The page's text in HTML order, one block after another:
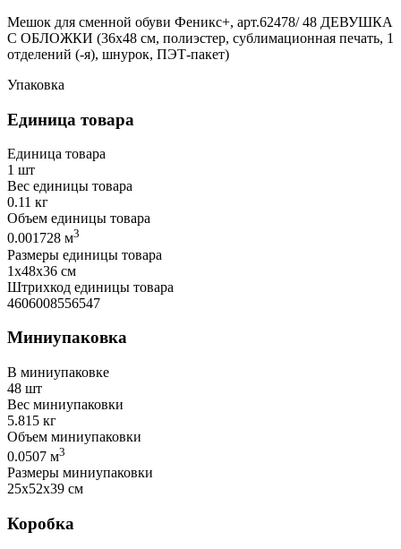
Мешок для сменной обуви Феникс+, арт.62478/ 48 ДЕВУШКА
С ОБЛОЖКИ (36х48 см, полиэстер, сублимационная печать, 1
отделений (-я), шнурок, ПЭТ-пакет)
Упаковка
Единица товара
Единица товара
1 шт
Вес единицы товара
0.11 кг
Объем единицы товара
0.001728 м3
Размеры единицы товара
1х48х36 см
Штрихкод единицы товара
4606008556547
Миниупаковка
В миниупаковке
48 шт
Вес миниупаковки
5.815 кг
Объем миниупаковки
0.0507 м3
Размеры миниупаковки
25х52х39 см
Коробка